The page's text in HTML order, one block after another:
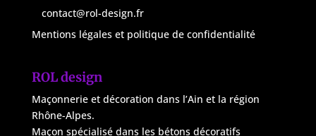
contact@rol-design.fr
Mentions légales et politique de confidentialité
ROL design
Maçonnerie et décoration dans l’Ain et la région
Rhône-Alpes.
Maçon spécialisé dans les bétons décoratifs